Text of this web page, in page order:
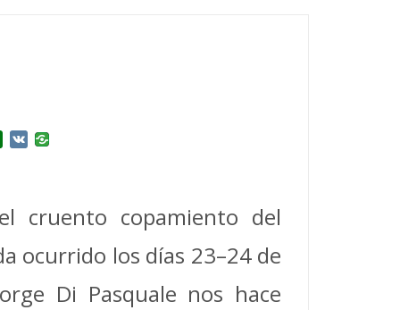
Douban
VK
cruento copamiento del
ocurrido los días 23–24 de
Di Pasquale nos hace